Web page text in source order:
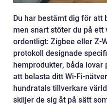
Du har bestämt dig för att
men snart stöter du på
ordentligt: Zigbee eller Z-
protokoll designade
hemprodukter, båda
att belasta ditt Wi-Fi-
hundratals tillverkare
skiljer de sig åt på sätt